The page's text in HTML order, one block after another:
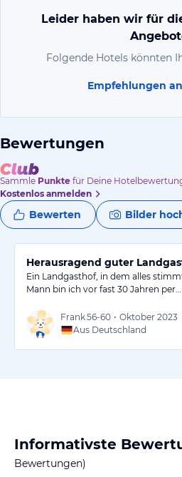
Leider haben wir für
Folgende Hotels könnten
Empfehlungen
Bewertungen
Sammle Punkte für Deine
Kostenlos anmelden
Bewerten Bilder
Herausragend guter
Ein Landgasthof, in dem alles
Mann bin ich vor fast 30 Jahren per…
Frank56-60 • Oktober 2023
Aus Deutschland
Informativste
Bewertungen)